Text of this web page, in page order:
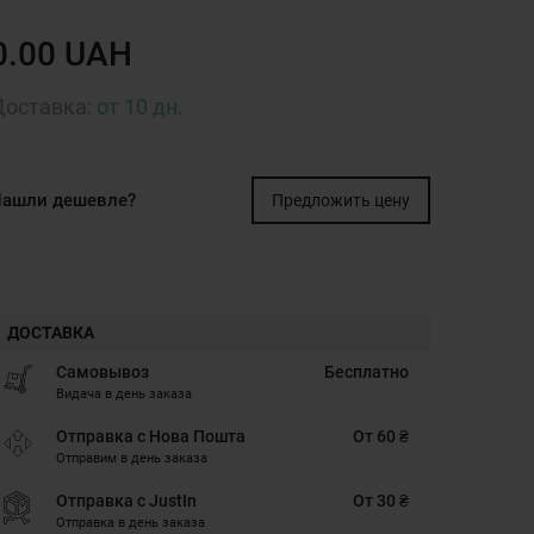
UAH
от 10 дн.
дешевле? Предложить цену
ДОСТАВКА
Самовывоз
Видача в день заказа
Бесплатно
Отправка с Нова Пошта
Отправим в день заказа
От 60 ₴
Отправка с JustIn
Отправка в день заказа
От 30 ₴